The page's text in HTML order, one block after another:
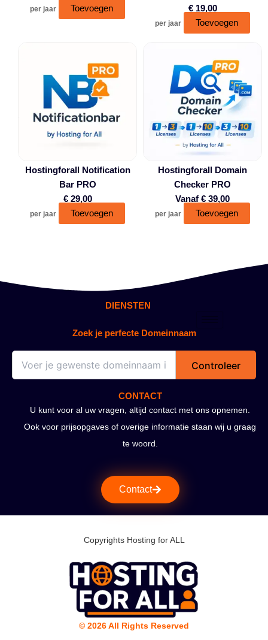
per jaar Toevoegen
€19,00
per jaar Toevoegen
Hostingforall Notification
Bar PRO
€29,00
per jaar Toevoegen
Hostingforall Domain
Checker PRO
Vanaf € 39,00
per jaar Toevoegen
de
DIENSTEN
Zoek je perfecte Domeinnaam
Controleer
CONTACT
U kunt voor al uw vragen, altijd contact met ons opnemen.
Ook voor prijsopgaves of overige informatie staan wij u graag
te woord.
Contact
Copyrights Hosting for ALL
© 2026 All Rights Reserved